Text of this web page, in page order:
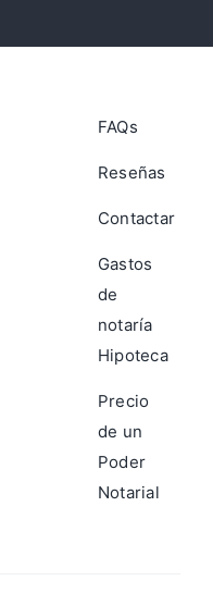
FAQs
Reseñas
Contactar
Gastos
de
notaría
Hipoteca
Precio
de un
Poder
Notarial